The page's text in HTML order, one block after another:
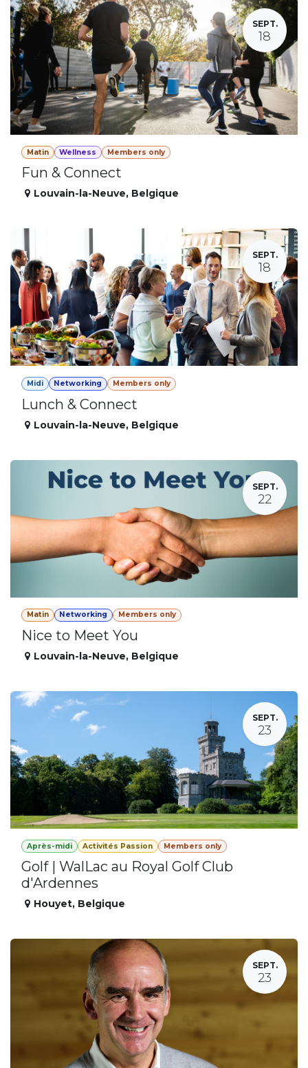
SEPT.
18
Matin Wellness Members only
Fun & Connect
Louvain-la-Neuve, Belgique
SEPT.
18
Midi Networking Members only
Lunch & Connect
Louvain-la-Neuve, Belgique
SEPT.
22
Matin Networking Members only
Nice to Meet You
Louvain-la-Neuve, Belgique
SEPT.
23
Après-midi Activités Passion Members only
Golf | WalLac au Royal Golf Club
d'Ardennes
Houyet, Belgique
SEPT.
23